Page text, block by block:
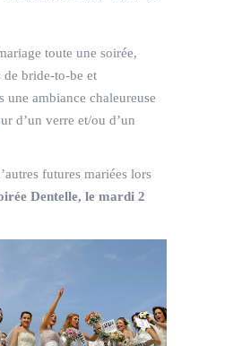
toute une soirée,
de bride-to-be et
une ambiance chaleureuse
d’un verre et/ou d’un
futures mariées lors
Dentelle, le mardi 2